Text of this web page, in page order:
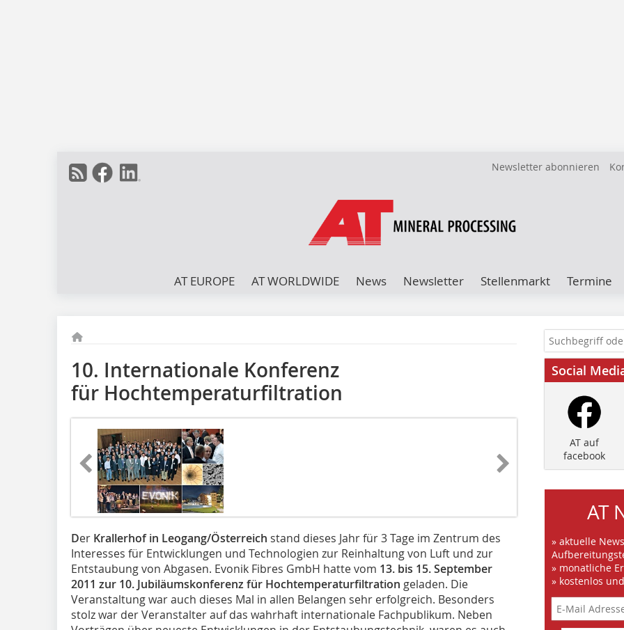
Newsletter abonnieren
AT EUROPE AT WORLDWIDE News Newsletter Stellenmarkt Termine
10. Internationale Konferenz
für Hochtemperatur­filtration
Der Krallerhof in Leogang/Österreich stand dieses Jahr für 3 Tage im Zentrum des
Interesses für Entwicklungen und Technologien zur Reinhaltung von Luft und zur
Entstaubung von Abgasen. Evonik Fibres GmbH hatte vom 13. bis 15. September
2011 zur 10. Jubiläumskonferenz für Hochtemperaturfiltration geladen. Die
Veranstaltung war auch dieses Mal in allen Belangen sehr erfolgreich. Besonders
stolz war der Veranstalter auf das wahrhaft internationale Fachpublikum. Neben
Social
AT auf
facebook
AT
» aktuelle
» monatliche
» kostenlos